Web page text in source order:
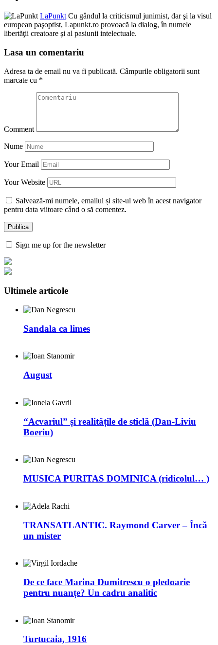
LaPunkt Cu gândul la criticismul junimist, dar şi la visul
european paşoptist, Lapunkt.ro provoacă la dialog, în numele
libertăţii creatoare şi al pasiunii intelectuale.
Lasa un comentariu
Adresa ta de email nu va fi publicată. Câmpurile obligatorii sunt
marcate cu *
Comment
Nume
Your Email
Your Website
Salvează-mi numele, emailul și site-ul web în acest navigator
pentru data viitoare când o să comentez.
Sign me up for the newsletter
Ultimele articole
Sandala ca limes
August
“Acvariul” și realitățile de sticlă (Dan-Liviu
Boeriu)
MUSICA PURITAS DOMINICA (ridicolul… )
TRANSATLANTIC. Raymond Carver – Încă
un mister
De ce face Marina Dumitrescu o pledoarie
pentru nuanțe? Un cadru analitic
Turtucaia, 1916